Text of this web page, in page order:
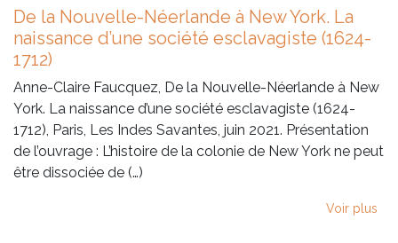
De la Nouvelle-Néerlande à New York. La
naissance d’une société esclavagiste (1624-
1712)
Anne-Claire Faucquez, De la Nouvelle-Néerlande à New
York. La naissance d’une société esclavagiste (1624-
1712), Paris, Les Indes Savantes, juin 2021. Présentation
de l’ouvrage : L’histoire de la colonie de New York ne peut
être dissociée de (…)
Voir plus